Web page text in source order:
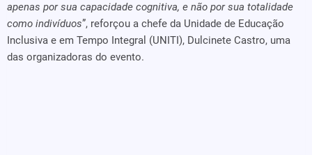
apenas por sua capacidade cognitiva, e não por sua totalidade
como indivíduos”, reforçou a chefe da Unidade de Educação
Inclusiva e em Tempo Integral (UNITI), Dulcinete Castro, uma
das organizadoras do evento.